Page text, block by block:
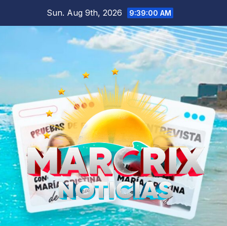
Sun. Aug 9th, 2026 9:39:01 AM